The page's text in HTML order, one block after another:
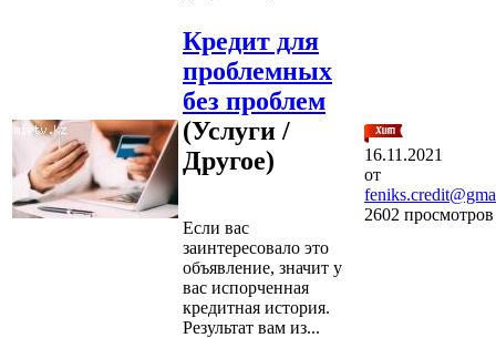
Кредит для
проблемных
без проблем
(Услуги /
Другое)
Если вас
заинтересовало это
объявление, значит у
вас испорченная
кредитная история.
Результат вам из...
16.11.2021
от
2602 просмотров